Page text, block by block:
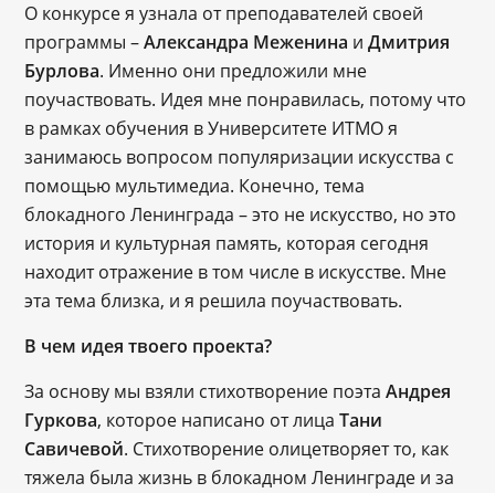
О конкурсе я узнала от преподавателей своей
программы –Александра Меженина иДмитрия
Бурлова. Именно они предложили мне
поучаствовать. Идея мне понравилась, потому что
в рамках обучения в Университете ИТМО я
занимаюсь вопросом популяризации искусства с
помощью мультимедиа. Конечно, тема
блокадного Ленинграда – это не искусство, но это
история и культурная память, которая сегодня
находит отражение в том числе в искусстве. Мне
эта тема близка, и я решила поучаствовать.
В чем идея твоего проекта?
За основу мы взяли стихотворение поэтаАндрея
Гуркова, которое написано от лицаТани
Савичевой. Стихотворение олицетворяет то, как
тяжела была жизнь в блокадном Ленинграде и за